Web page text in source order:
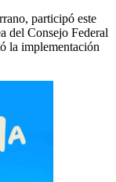
participó este
del Consejo Federal
la implementación